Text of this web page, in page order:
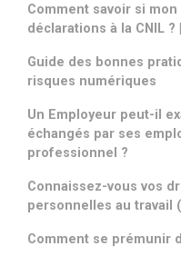
Comment savoir si
déclarations à la CNIL ?
Guide des bonnes
risques numériques
Un Employeur peut-il
échangés par ses
professionnel ?
Connaissez-vous vos
personnelles au travail
Comment se prémunir